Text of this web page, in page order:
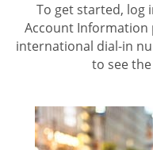
To get started, log
Account Information
international dial-in
to see